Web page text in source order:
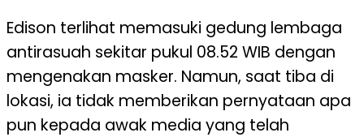
Edison terlihat memasuki gedung lembaga
antirasuah sekitar pukul 08.52 WIB dengan
mengenakan masker. Namun, saat tiba di
lokasi, ia tidak memberikan pernyataan apa
pun kepada awak media yang telah